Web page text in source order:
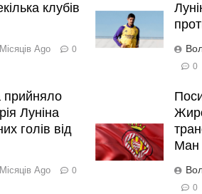
клубів
Ago 0
0
прийняло
Луніна
голів від
Ago 0
Ман
0